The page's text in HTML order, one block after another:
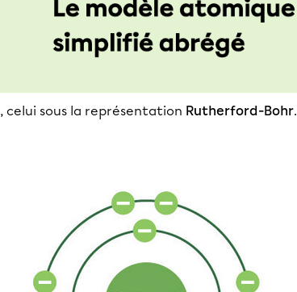
celui sous la représentation Rutherford-Bohr.